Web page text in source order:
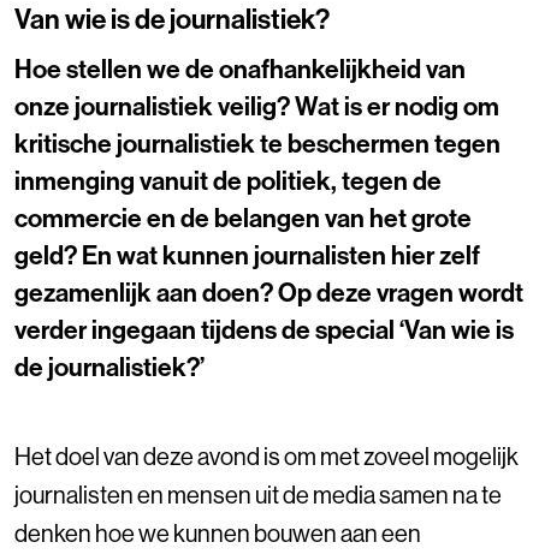
Van wie is de journalistiek?
Hoe stellen we de onafhankelijkheid van
onze journalistiek veilig? Wat is er nodig om
kritische journalistiek te beschermen tegen
inmenging vanuit de politiek, tegen de
commercie en de belangen van het grote
geld? En wat kunnen journalisten hier zelf
gezamenlijk aan doen? Op deze vragen wordt
verder ingegaan tijdens de special ‘Van wie is
de journalistiek?’
Het doel van deze avond is om met zoveel mogelijk
journalisten en mensen uit de media samen na te
denken hoe we kunnen bouwen aan een